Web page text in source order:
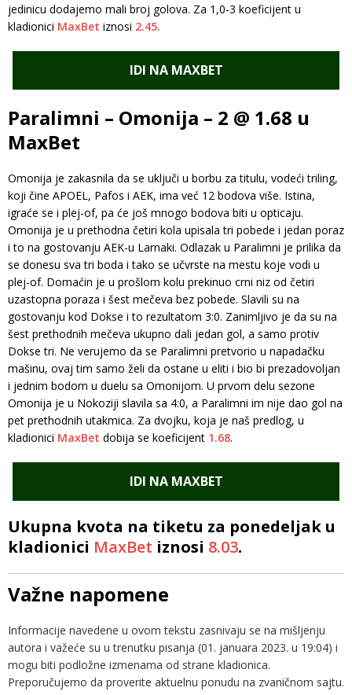
jedinicu dodajemo mali broj golova. Za 1,0-3 koeficijent u
kladionici MaxBet iznosi 2.45.
IDI NA MAXBET
Paralimni – Omonija – 2 @ 1.68 u
MaxBet
Omonija je zakasnila da se uključi u borbu za titulu, vodeći triling,
koji čine APOEL, Pafos i AEK, ima već 12 bodova više. Istina,
igraće se i plej-of, pa će još mnogo bodova biti u opticaju.
Omonija je u prethodna četiri kola upisala tri pobede i jedan poraz
i to na gostovanju AEK-u Larnaki. Odlazak u Paralimni je prilika da
se donesu sva tri boda i tako se učvrste na mestu koje vodi u
plej-of. Domaćin je u prošlom kolu prekinuo crni niz od četiri
uzastopna poraza i šest mečeva bez pobede. Slavili su na
gostovanju kod Dokse i to rezultatom 3:0. Zanimljivo je da su na
šest prethodnih mečeva ukupno dali jedan gol, a samo protiv
Dokse tri. Ne verujemo da se Paralimni pretvorio u napadačku
mašinu, ovaj tim samo želi da ostane u eliti i bio bi prezadovoljan
i jednim bodom u duelu sa Omonijom. U prvom delu sezone
Omonija je u Nokoziji slavila sa 4:0, a Paralimni im nije dao gol na
pet prethodnih utakmica. Za dvojku, koja je naš predlog, u
kladionici MaxBet dobija se koeficijent 1.68.
IDI NA MAXBET
Ukupna kvota na tiketu za ponedeljak u
kladionici MaxBet iznosi 8.03.
Važne napomene
Informacije navedene u ovom tekstu zasnivaju se na mišljenju
autora i važeće su u trenutku pisanja (01. januara 2023. u 19:04) i
mogu biti podložne izmenama od strane kladionica.
Preporučujemo da proverite aktuelnu ponudu na zvaničnom sajtu.